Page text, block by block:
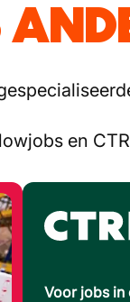
en
Voor jobs in